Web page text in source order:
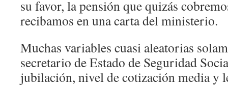
su favor, la pensión que quizás
recibamos en una carta del ministerio.
Muchas variables cuasi aleatorias
secretario de Estado de Seguridad
jubilación, nivel de cotización media y